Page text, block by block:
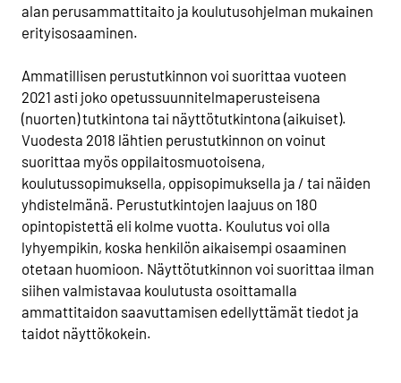
alan perusammattitaito ja koulutusohjelman mukainen
erityisosaaminen.
Ammatillisen perustutkinnon voi suorittaa vuoteen
2021 asti joko opetussuunnitelmaperusteisena
(nuorten) tutkintona tai näyttötutkintona (aikuiset).
Vuodesta 2018 lähtien perustutkinnon on voinut
suorittaa myös oppilaitosmuotoisena,
koulutussopimuksella, oppisopimuksella ja / tai näiden
yhdistelmänä. Perustutkintojen laajuus on 180
opintopistettä eli kolme vuotta. Koulutus voi olla
lyhyempikin, koska henkilön aikaisempi osaaminen
otetaan huomioon. Näyttötutkinnon voi suorittaa ilman
siihen valmistavaa koulutusta osoittamalla
ammattitaidon saavuttamisen edellyttämät tiedot ja
taidot näyttökokein.